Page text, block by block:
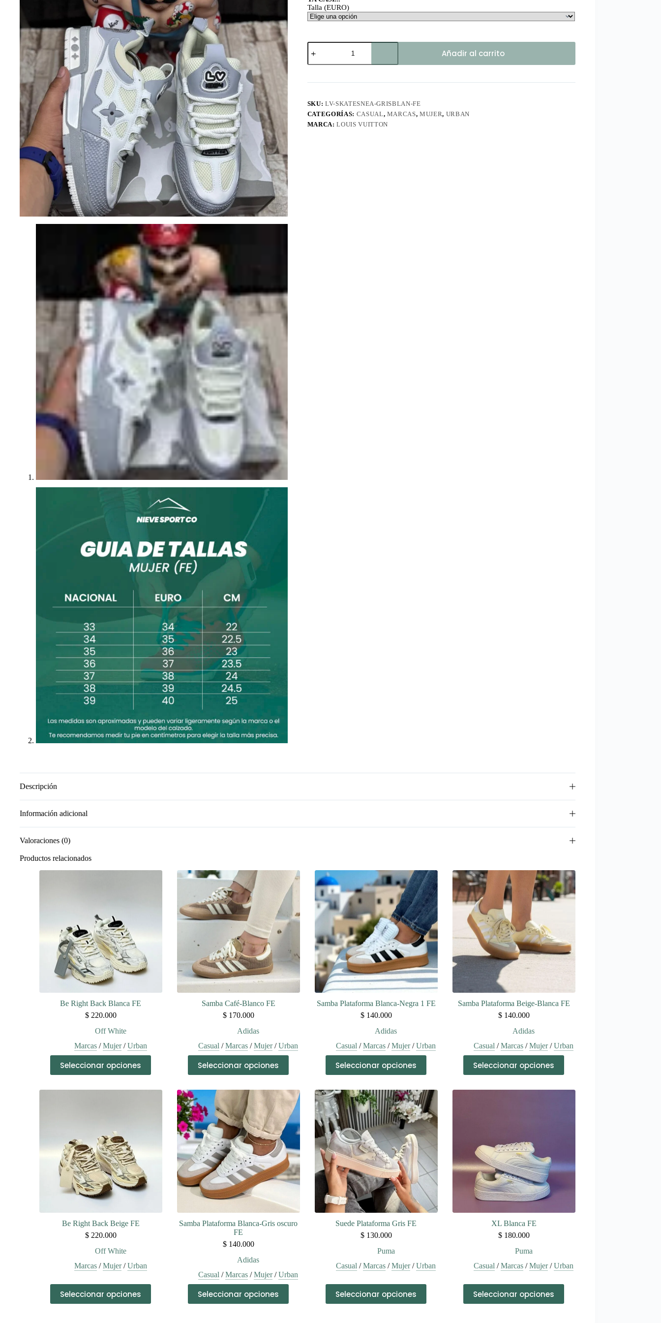
Talla (EURO)
Skate
Sneakers
Gris-
Añadir al carrito
SKU:LV-SKATESNEA-GRISBLAN-FE
CATEGORÍAS: CASUAL, MARCAS,MUJER, URBAN
MARCA:LOUIS VUITTON
Descripción
Información adicional
Valoraciones (0)
Productos relacionados
Be Right Back Blanca FE
$220.000
Off White
Marcas/Mujer/Urban
Seleccionar opciones
producto
tiene
pueden
elegir
en
la
página
de
producto
Samba Café-Blanco FE
$170.000
Adidas
Casual /Marcas /Mujer/Urban
Seleccionar opciones
producto
tiene
variantes.
Las
opciones
se
pueden
elegir
en
la
página
de
producto
Samba Plataforma Blanca-Negra 1 FE
$140.000
Adidas
Casual /Marcas /Mujer/Urban
Seleccionar opciones
producto
tiene
variantes.
Las
opciones
se
pueden
elegir
en
la
página
de
producto
Samba Plataforma Beige-Blanca FE
$140.000
Adidas
Casual /Marcas /Mujer/Urban
Seleccionar opciones
producto
tiene
en
la
página
de
producto
Be Right Back Beige FE
$220.000
Off White
Marcas/Mujer/Urban
Seleccionar opciones
producto
tiene
Samba Plataforma Blanca-Gris oscuro
FE
$140.000
Adidas
Casual /Marcas /Mujer/Urban
Seleccionar opciones
producto
tiene
Suede Plataforma Gris FE
$130.000
Puma
Casual /Marcas /Mujer/Urban
Seleccionar opciones
producto
tiene
XL Blanca FE
$180.000
Puma
Casual /Marcas /Mujer/Urban
Seleccionar opciones
producto
tiene